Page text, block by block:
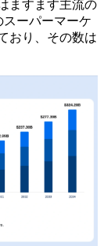
ますます主流の
ーパーマーケ
おり、その数は